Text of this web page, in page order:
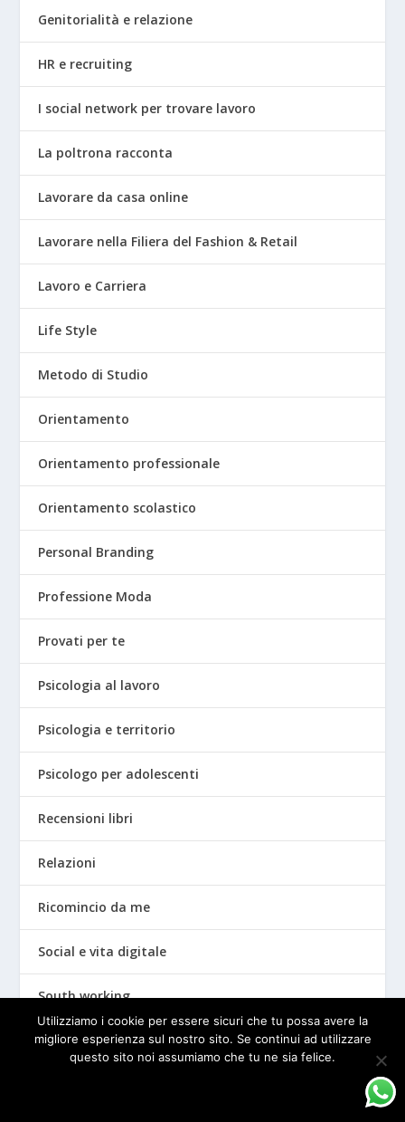
Genitorialità e relazione
HR e recruiting
I social network per trovare lavoro
La poltrona racconta
Lavorare da casa online
Lavorare nella Filiera del Fashion & Retail
Lavoro e Carriera
Life Style
Metodo di Studio
Orientamento
Orientamento professionale
Orientamento scolastico
Personal Branding
Professione Moda
Provati per te
Psicologia al lavoro
Psicologia e territorio
Psicologo per adolescenti
Recensioni libri
Relazioni
Ricomincio da me
Social e vita digitale
South working
Sviluppo personale
Utilizziamo i cookie per essere sicuri che tu possa avere la
migliore esperienza sul nostro sito. Se continui ad utilizzare
questo sito noi assumiamo che tu ne sia felice.